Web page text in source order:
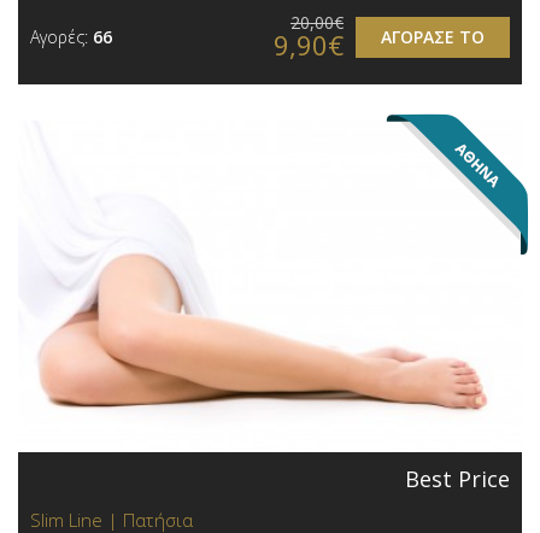
Αγορές: 66 ΑΓΟΡΑΣΕ ΤΟ
20,00€
9,90€
Best Price
Slim Line | Πατήσια